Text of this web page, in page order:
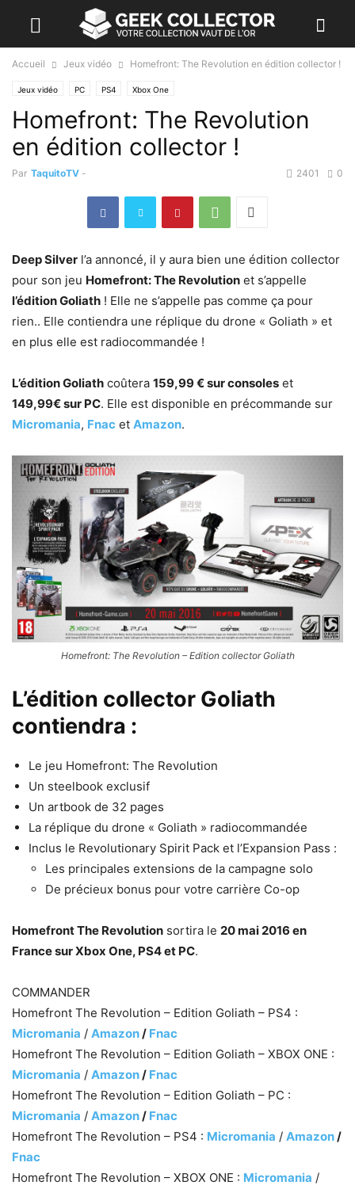
Accueil Jeux vidéo Homefront: The Revolution en édition collector !
Jeux vidéo PC PS4 Xbox One
Homefront: The Revolution
en édition collector !
Par TaquitoTV - 0
2401
Deep Silver l’a annoncé, il y aura bien une édition collector
pour son jeu Homefront: The Revolution et s’appelle
l’édition Goliath ! Elle ne s’appelle pas comme ça pour
rien.. Elle contiendra une réplique du drone « Goliath » et
en plus elle est radiocommandée !
L’édition Goliath coûtera 159,99 € sur consoles et
149,99€ sur PC. Elle est disponible en précommande sur
Micromania, Fnac et Amazon.
Homefront: The Revolution – Edition collector Goliath
L’édition collector Goliath
contiendra :
Le jeu Homefront: The Revolution
Un steelbook exclusif
Un artbook de 32 pages
La réplique du drone « Goliath » radiocommandée
Inclus le Revolutionary Spirit Pack et l’Expansion Pass :
Les principales extensions de la campagne solo
De précieux bonus pour votre carrière Co-op
Homefront The Revolution sortira le 20 mai 2016 en
France sur Xbox One, PS4 et PC.
COMMANDER
Homefront The Revolution – Edition Goliath – PS4 :
Micromania / Amazon / Fnac
Homefront The Revolution – Edition Goliath – XBOX ONE :
Micromania / Amazon / Fnac
Homefront The Revolution – Edition Goliath – PC :
Micromania / Amazon / Fnac
Homefront The Revolution – PS4 : Micromania / Amazon /
Fnac
Homefront The Revolution – XBOX ONE : Micromania /